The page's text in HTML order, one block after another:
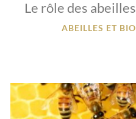
Le rôle des
ABEILLES ET